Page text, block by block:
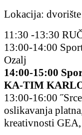
Lokacija:
11:30 -13:30
13:00-14:00
Ozalj
14:00-15:00
KA-TIM
13:00-16:00
oslikavanja
kreativnosti